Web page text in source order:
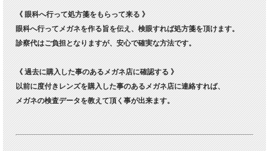
《 眼科へ行って処方箋をもらって来る 》
眼科へ行ってメガネを作る旨を伝え、検眼すれば処方箋を頂けます。
診察代はご負担となりますが、安心で確実な方法です。
《 過去に購入した事のあるメガネ店に確認する 》
以前に度付きレンズを購入した事のあるメガネ店に連絡すれば、
メガネの検査データを教えて頂く事が出来ます。